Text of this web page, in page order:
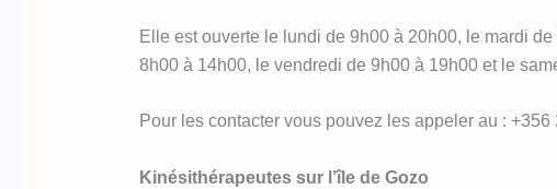
Elle est ouverte le lundi de 9h00 à 20h00, le mardi
8h00 à 14h00, le vendredi de 9h00 à 19h00 et le
Pour les contacter vous pouvez les appeler au :
Kinésithérapeutes sur l’île de Gozo